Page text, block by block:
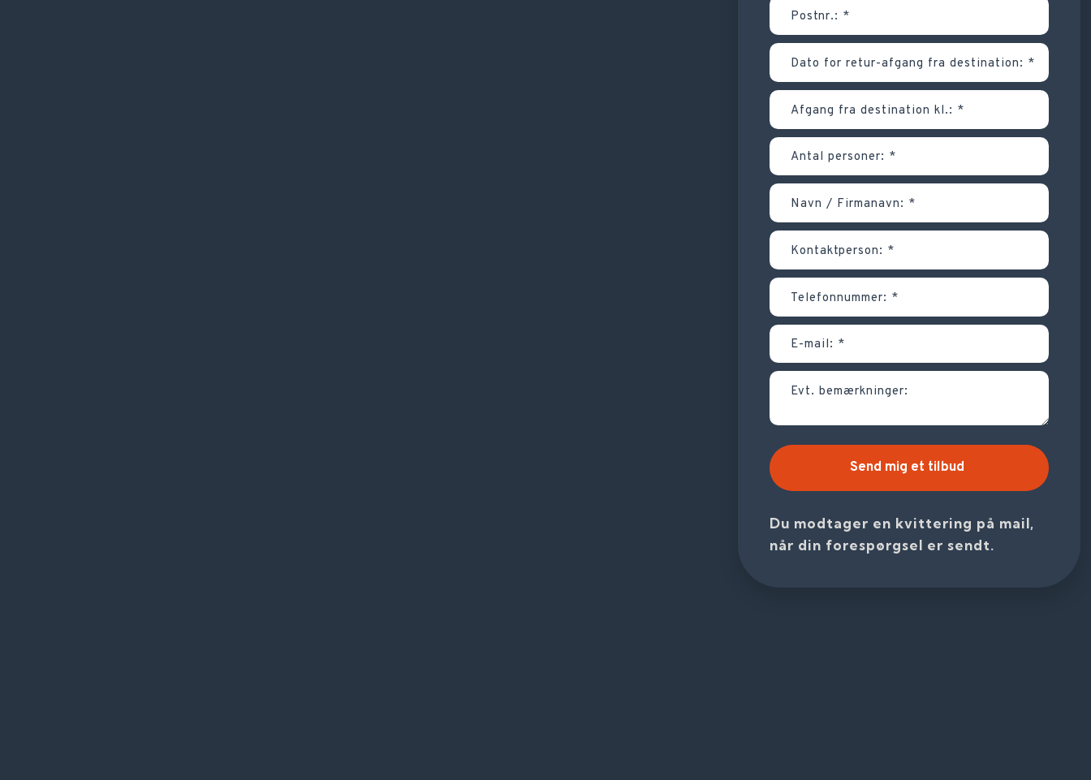
Du modtager en kvittering på mail,
når din forespørgsel er sendt.​